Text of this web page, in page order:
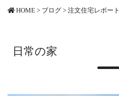
HOME > ブログ > 注文住宅レポート
日常の家